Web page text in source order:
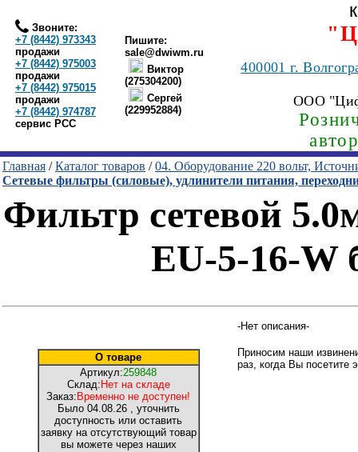
Звоните:
+7 (8442) 973343
продажи
+7 (8442) 975003
продажи
+7 (8442) 975015
продажи
+7 (8442) 974787
сервис РСС
Пишите:
sale@dwiwm.ru
Виктор
(275304200)
Сергей
(229952884)
400001г.
ООО
Главная /Каталог товаров /04. Оборудование 220 вольт,
Сетевые фильтры (силовые), удлинители питания,
Фильтр сетевой
EU-5-16-W
О товаре
Артикул:259848
Склад: Нет на складе
Заказ: Временно не доступен!
Было 04.08.26 , уточнить
доступность или оставить
заявку на отсутствующий товар
вы можете через наших
-Нет описания-
Приносим наши
раз, когда Вы посетите